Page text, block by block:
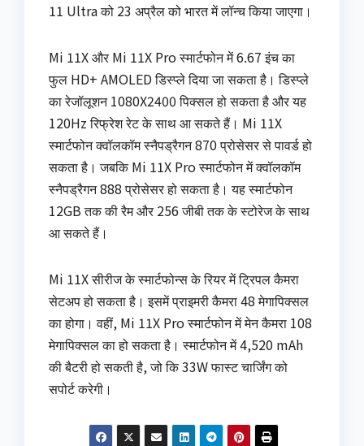
11 Ultra को 23 अप्रैल को भारत में लॉन्च किया जाएगा।
Mi 11X और Mi 11X Pro स्मार्टफोन में 6.67 इंच का
फुल HD+ AMOLED डिस्प्ले दिया जा सकता है। डिस्प्ले
का रेजॉलूशन 1080X2400 पिक्सल हो सकता है और यह
120Hz रिफ्रेश रेट के साथ आ सकते हैं। Mi 11X
स्मार्टफोन क्वॉलकॉम स्नैपड्रैगन 870 प्रोसेसर से पावर्ड हो
सकता है। जबकि Mi 11X Pro स्मार्टफोन में क्वॉलकॉम
स्नैपड्रैगन 888 प्रोसेसर हो सकता है। यह स्मार्टफोन
12GB तक की रैम और 256 जीबी तक के स्टोरेज के साथ
आ सकते हैं।
Mi 11X सीरीज के स्मार्टफोन्स के रियर में ट्रिपल कैमरा
सेटअप हो सकता है। इसमें प्राइमरी कैमरा 48 मेगापिक्सल
का होगा। वहीं, Mi 11X Pro स्मार्टफोन में मेन कैमरा 108
मेगापिक्सल का हो सकता है। स्मार्टफोन में 4,520 mAh
की बैटरी हो सकती है, जो कि 33W फास्ट चार्जिंग को
सपोर्ट करेगी।